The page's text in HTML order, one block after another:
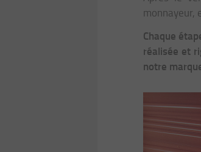
monnayeur,
Chaque
réalisée et
notre